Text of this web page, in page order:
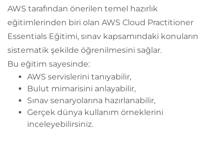
AWS tarafından önerilen temel hazırlık
eğitimlerinden biri olan AWS Cloud Practitioner
Essentials Eğitimi, sınav kapsamındaki konuların
sistematik şekilde öğrenilmesini sağlar.
Bu eğitim sayesinde:
AWS servislerini tanıyabilir,
Bulut mimarisini anlayabilir,
Sınav senaryolarına hazırlanabilir,
Gerçek dünya kullanım örneklerini
inceleyebilirsiniz.